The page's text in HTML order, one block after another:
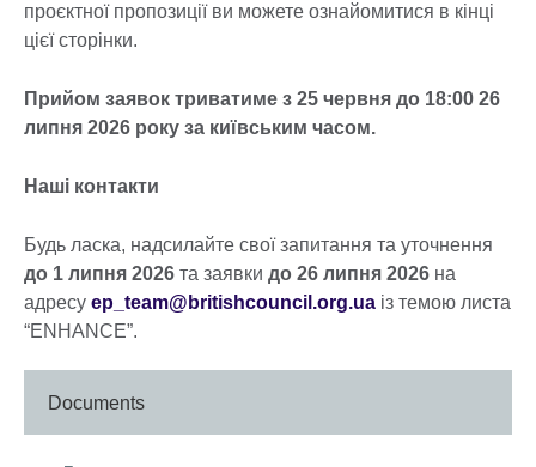
проєктної пропозиції ви можете ознайомитися в кінці
цієї сторінки.
Прийом заявок триватиме з 25 червня до 18:00 26
липня 2026 року за київським часом.
Наші контакти
Будь ласка, надсилайте свої запитання та уточнення
до 1 липня 2026 та заявки до 26 липня 2026 на
адресу ep_team@britishcouncil.org.ua із темою листа
“ENHANCE”.
Documents